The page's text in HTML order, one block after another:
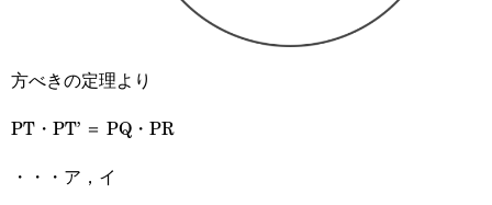
方べきの定理より
PT・PT’ ＝ PQ・PR
・・・ア，イ